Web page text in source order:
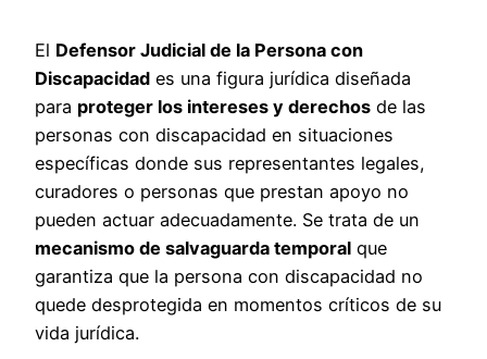
El Defensor Judicial de la Persona con
Discapacidad es una figura jurídica diseñada
para proteger los intereses y derechos de las
personas con discapacidad en situaciones
específicas donde sus representantes legales,
curadores o personas que prestan apoyo no
pueden actuar adecuadamente. Se trata de un
mecanismo de salvaguarda temporal que
garantiza que la persona con discapacidad no
quede desprotegida en momentos críticos de su
vida jurídica.